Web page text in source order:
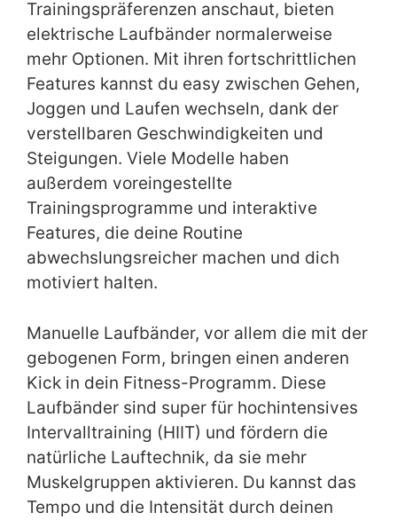
Trainingspräferenzen anschaut, bieten
elektrische Laufbänder normalerweise
mehr Optionen. Mit ihren fortschrittlichen
Features kannst du easy zwischen Gehen,
Joggen und Laufen wechseln, dank der
verstellbaren Geschwindigkeiten und
Steigungen. Viele Modelle haben
außerdem voreingestellte
Trainingsprogramme und interaktive
Features, die deine Routine
abwechslungsreicher machen und dich
motiviert halten.
Manuelle Laufbänder, vor allem die mit der
gebogenen Form, bringen einen anderen
Kick in dein Fitness-Programm. Diese
Laufbänder sind super für hochintensives
Intervalltraining (HIIT) und fördern die
natürliche Lauftechnik, da sie mehr
Muskelgruppen aktivieren. Du kannst das
Tempo und die Intensität durch deinen